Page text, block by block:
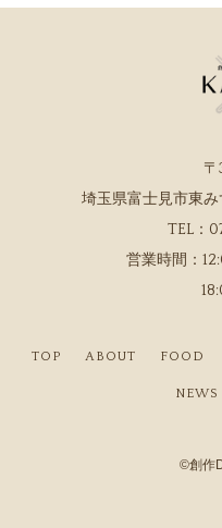
埼玉県富士見市東み
TEL：
営業時間：
18:00～
TOP ABOUT FOOD
NEWS
©創作